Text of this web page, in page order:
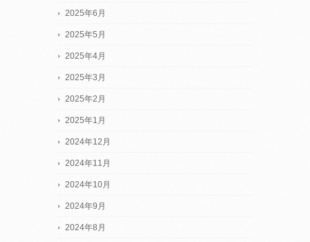
2025年6月
2025年5月
2025年4月
2025年3月
2025年2月
2025年1月
2024年12月
2024年11月
2024年10月
2024年9月
2024年8月